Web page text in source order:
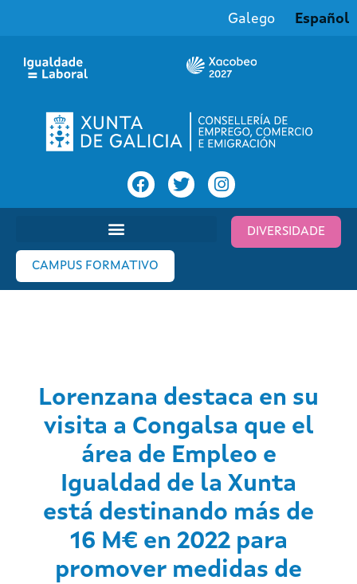
Galego Español
DIVERSIDADE
CAMPUS FORMATIVO
Lorenzana destaca en su
visita a Congalsa que el
área de Empleo e
Igualdad de la Xunta
está destinando más de
16 M€ en 2022 para
promover medidas de